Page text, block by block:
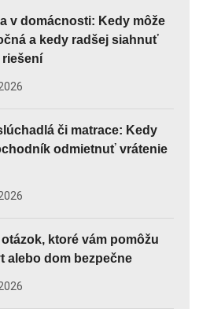
v domácnosti: Kedy môže
a kedy radšej siahnuť
či matrace: Kedy
odmietnuť vrátenie
ktoré vám pomôžu
alebo dom bezpečne